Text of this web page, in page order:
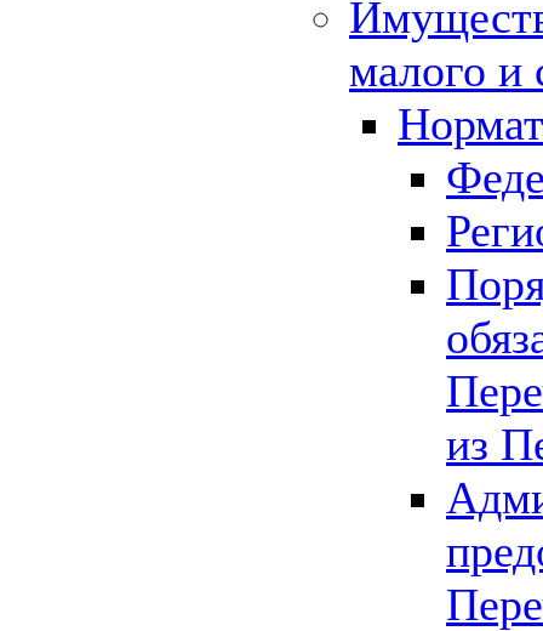
малого и
из